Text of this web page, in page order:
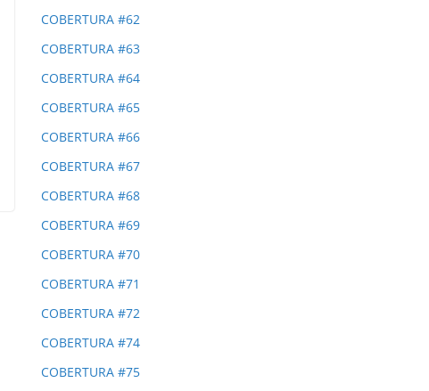
COBERTURA #62
COBERTURA #63
COBERTURA #64
COBERTURA #65
COBERTURA #66
COBERTURA #67
COBERTURA #68
COBERTURA #69
COBERTURA #70
COBERTURA #71
COBERTURA #72
COBERTURA #74
COBERTURA #75